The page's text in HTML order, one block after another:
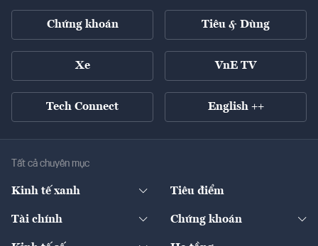
Chứng khoán Tiêu & Dùng
Xe VnE TV
Tech Connect English ++
Tất cả chuyên mục
Kinh tế xanh Tiêu điểm
Tài chính
Ngân hàng
Chứng khoán
Doanh nghiệp niêm yết